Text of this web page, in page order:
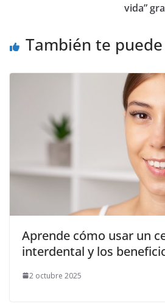
vida”
También te
Aprende cómo usar un
interdental y los
2 octubre 2025